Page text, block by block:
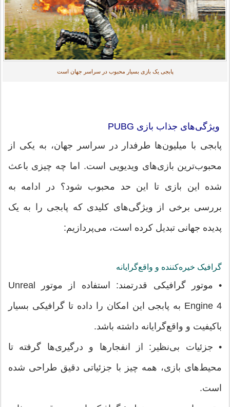
پابجی یک بازی بسیار محبوب در سراسر جهان است
ویژگی‌های جذاب بازی PUBG
پابجی با میلیون‌ها طرفدار در سراسر جهان، به یکی از
محبوب‌ترین بازی‌های ویدیویی است. اما چه چیزی باعث
شده این بازی تا این حد محبوب شود؟ در ادامه به
بررسی برخی از ویژگی‌های کلیدی که پابجی را به یک
پدیده جهانی تبدیل کرده است، می‌پردازیم:
گرافیک خیره‌کننده و واقع‌گرایانه
• موتور گرافیکی قدرتمند: استفاده از موتور Unreal
Engine 4 به پابجی این امکان را داده تا گرافیکی بسیار
باکیفیت و واقع‌گرایانه داشته باشد.
• جزئیات بی‌نظیر: از انفجارها و درگیری‌ها گرفته تا
محیط‌های بازی، همه چیز با جزئیاتی دقیق طراحی شده
است.